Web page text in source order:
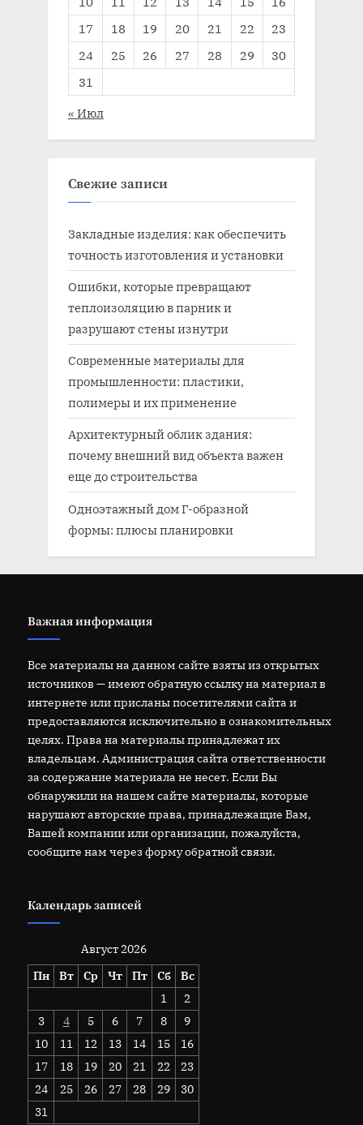
17
18 19 20 21 22
23
24
25 26 27 28 29
30
31
« Июл
Свежие записи
Закладные изделия: как обеспечить
точность изготовления и установки
Ошибки, которые превращают
теплоизоляцию в парник и
разрушают стены изнутри
Современные материалы для
промышленности: пластики,
полимеры и их применение
Архитектурный облик здания:
почему внешний вид объекта важен
еще до строительства
Одноэтажный дом Г-образной
формы: плюсы планировки
Важная информация
Все материалы на данном сайте взяты из открытых
источников — имеют обратную ссылку на материал в
интернете или присланы посетителями сайта и
предоставляются исключительно в ознакомительных
целях. Права на материалы принадлежат их
владельцам. Администрация сайта ответственности
за содержание материала не несет. Если Вы
обнаружили на нашем сайте материалы, которые
нарушают авторские права, принадлежащие Вам,
Вашей компании или организации, пожалуйста,
сообщите нам через форму обратной связи.
Календарь записей
Август 2026
Пн
Вт Ср Чт Пт Сб
Вс
1
2
3
4 5 6 7 8
9
10
11 12 13 14 15
16
17
18 19 20 21 22
23
24
25 26 27 28 29
30
31